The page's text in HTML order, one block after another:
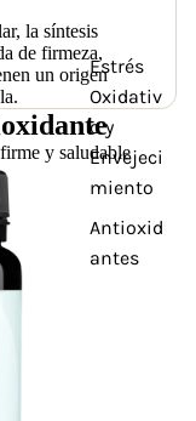
Estrés
Oxidativ
o y
Envejeci
miento
Antioxid
antes
la síntesis
de firmeza,
un origen
y saludable